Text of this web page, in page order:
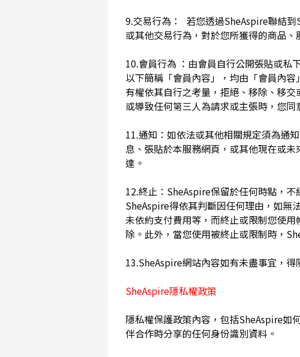
9.交易行為： 若您透過SheAspire聯結
或其他交易行為，對於您所獲得的商品
10.會員行為 ：由會員自行公開張貼或私
以下簡稱「會員內容」，均由「會員內
有權依其自行之考量，拒絕、移除、移
或導致任何第三人為請求或主張時，您
11.通知：如依法或其他相關規定須為通
息、張貼於本服務網頁，或其他現在或
達。
12.終止：SheAspire保留於任何時點，
SheAspire得依其判斷因任何理由，如無
未依約支付費用等，而終止或限制您使
除。此外，當您使用被終止或限制時，
13.SheAspire網站內容如有未盡事宜，
SheAspire隱私權政策
隱私權保護政策內容，包括SheAspire如
伴合作時分享的任何身份識別資料。